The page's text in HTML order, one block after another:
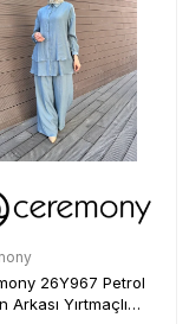
26Y967 Petrol
Arkası Yırtmaçlı